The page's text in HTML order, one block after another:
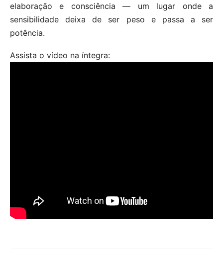
elaboração e consciência — um lugar onde a
sensibilidade deixa de ser peso e passa a ser
potência.
Assista o vídeo na íntegra: